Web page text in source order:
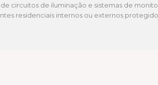
circuitos de iluminação e sistemas de
residenciais internos ou externos